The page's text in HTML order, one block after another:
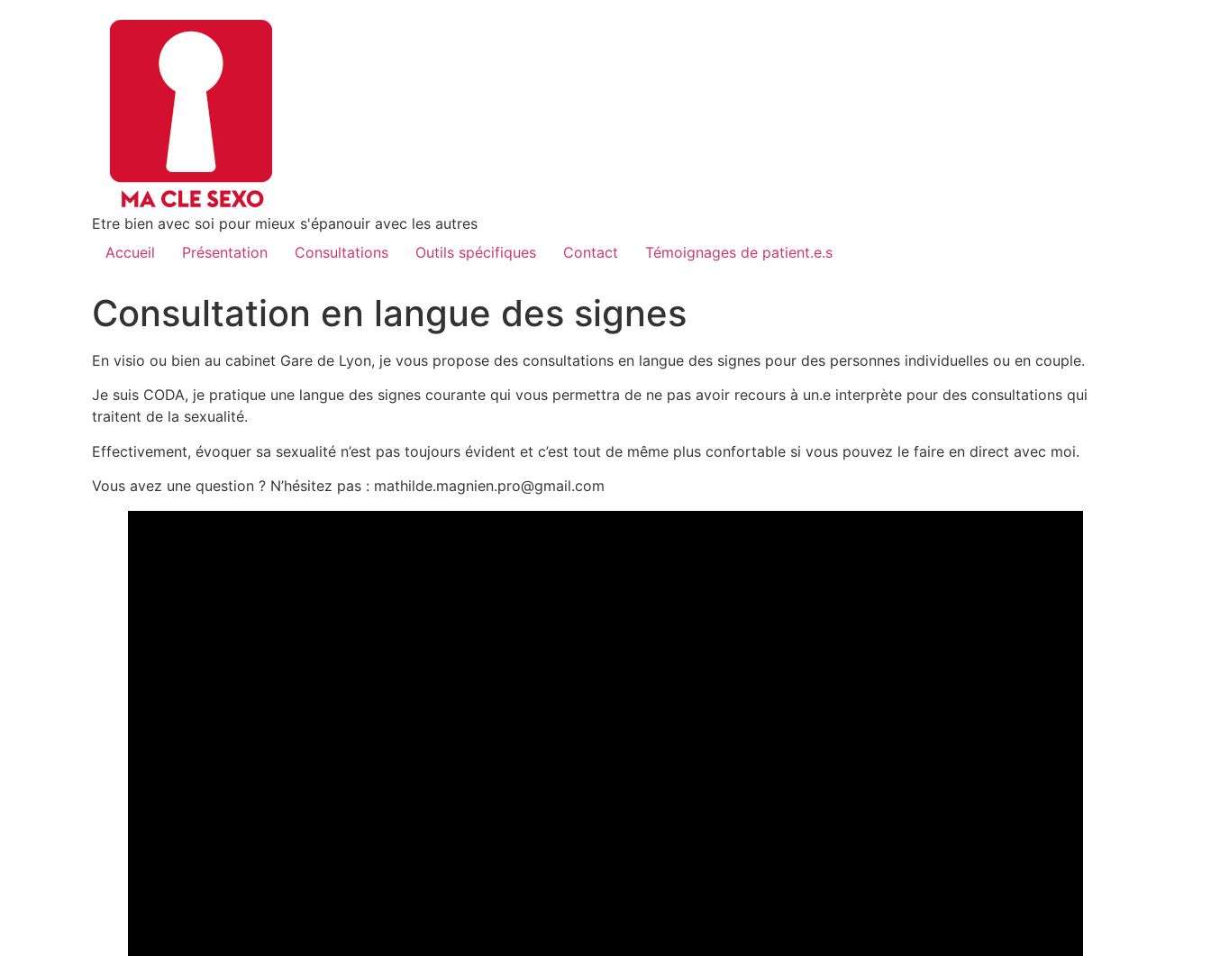
Etre bien avec soi pour mieux s'épanouir avec les autres
Accueil
Présentation Consultations Outils spécifiques Contact Témoignages de patient.e.s
Consultation en langue des signes
En visio ou bien au cabinet Gare de Lyon, je vous propose des consultations en langue des signes pour des personnes individuelles ou en couple.
Je suis CODA, je pratique une langue des signes courante qui vous permettra de ne pas avoir recours à un.e interprète pour des consultations qui
traitent de la sexualité.
Effectivement, évoquer sa sexualité n’est pas toujours évident et c’est tout de même plus confortable si vous pouvez le faire en direct avec moi.
Vous avez une question ? N’hésitez pas : mathilde.magnien.pro@gmail.com